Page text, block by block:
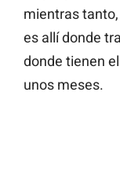
mientras
es allí donde
donde tienen
unos meses.